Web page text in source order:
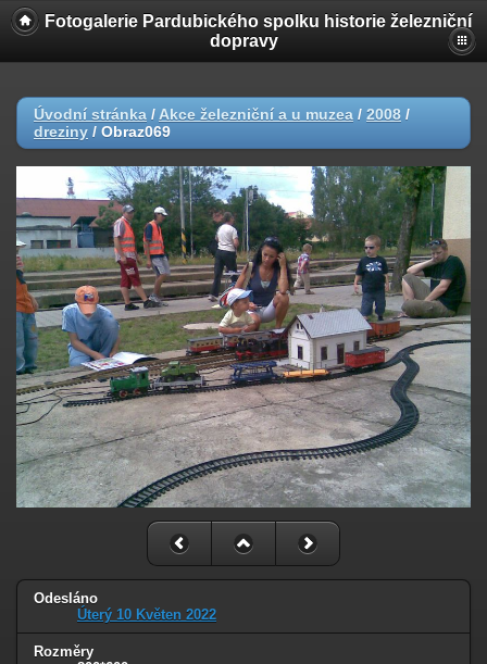
Fotogalerie Pardubického spolku historie železniční
dopravy
Úvodní stránka / Akce železniční a u muzea / 2008 /
dreziny / Obraz069
Odesláno
Úterý 10 Květen 2022
Rozměry